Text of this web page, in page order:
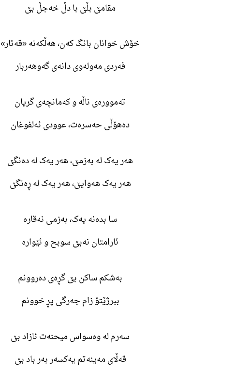
مقامێ بڵێ با دڵ خەجڵ بێ
خۆش خوانان بانگ کەن، هەڵکەنە «قەتار»
فەردی مەولەوی دانەی گەوهەربار
تەموورەی ناڵە و کەمانچەی گریان
دەهۆڵی حەسرەت، عوودی ئەلفوغان
هەر یەک لە بەزمێ، هەر یەک لە دەنگێ
هەر یەک هەوایێ، هەر یەک لە ڕەنگێ
سا بدەنە یەک، بەزمی نەقارە
ئارامتان نەبێ سوبح و ئێوارە
بەشکم ساکن بێ گڕەی دەروونم
ببرژێتۆ زام جەرگی پڕ خوونم
سەرم لە وەسواس میحنەت ئازاد بێ
قەڵای مەینەتم یەکسەر بەر باد بێ